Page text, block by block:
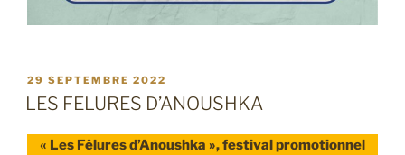
PUBLIÉ
LE
29 SEPTEMBRE 2022
LES FELURES D’ANOUSHKA
« Les Fêlures d’Anoushka », festival promotionnel